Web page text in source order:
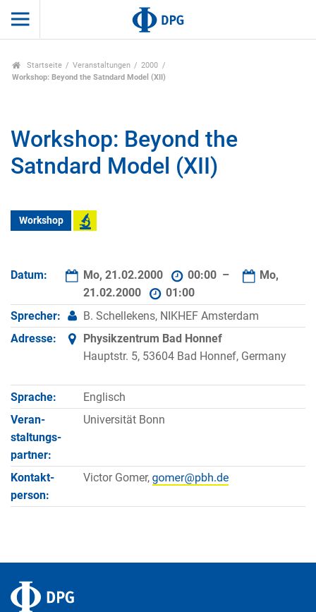
Startseite Veranstaltungen
2000
Workshop: Beyond the Satndard Model (XII)
Workshop: Beyond the
Satndard Model (XII)
Workshop
Datum: Mo, 21.02.2000 00:00 –
Mo,
21.02.2000
01:00
Sprecher:
B. Schellekens, NIKHEF Amsterdam
Adresse:
Physikzentrum Bad Honnef
Hauptstr. 5, 53604 Bad Honnef, Germany
Sprache:
Englisch
Veran­
staltungs­
partner:
Universität Bonn
Kontakt­
person:
Victor Gomer,